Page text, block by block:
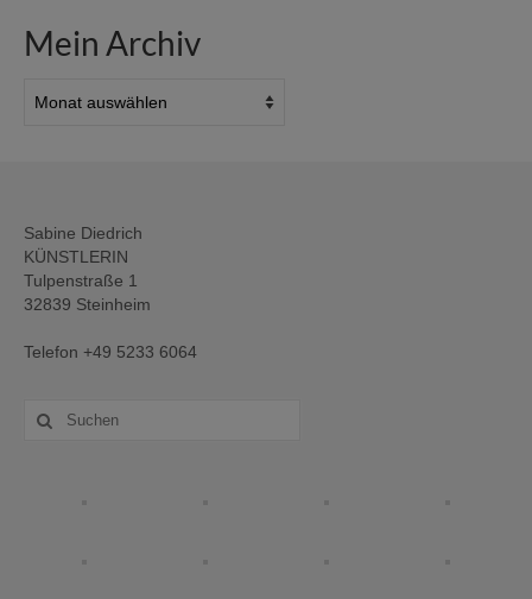
Mein Archiv
Archiv
Sabine Diedrich
KÜNSTLERIN
Tulpenstraße 1
32839 Steinheim
Telefon +49 5233 6064
Suche
nach: